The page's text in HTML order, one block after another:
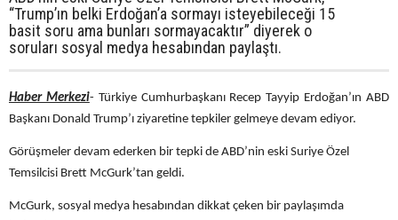
“Trump’ın belki Erdoğan’a sormayı isteyebileceği 15
basit soru ama bunları sormayacaktır” diyerek o
soruları sosyal medya hesabından paylaştı.
Haber Merkezi- Türkiye Cumhurbaşkanı Recep Tayyip Erdoğan’ın ABD
Başkanı Donald Trump’ı ziyaretine tepkiler gelmeye devam ediyor.
Görüşmeler devam ederken bir tepki de ABD’nin eski Suriye Özel
Temsilcisi Brett McGurk’tan geldi.
McGurk, sosyal medya hesabından dikkat çeken bir paylaşımda